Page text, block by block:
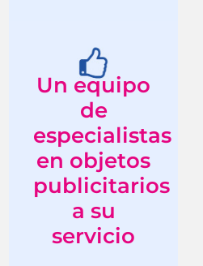
Un equipo
de
especialistas
en objetos
publicitarios
a su
servicio